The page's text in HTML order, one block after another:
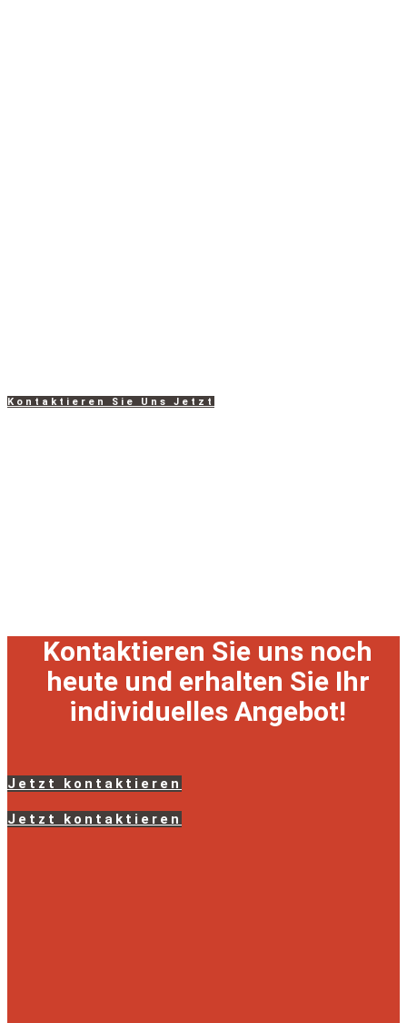
Kontaktieren Sie Uns Jetzt
Kontaktieren Sie uns noch
heute und erhalten Sie Ihr
individuelles Angebot!
Jetzt kontaktieren
Jetzt kontaktieren